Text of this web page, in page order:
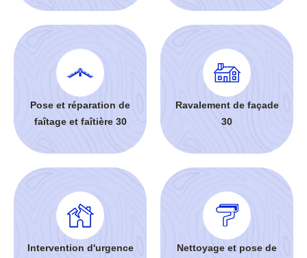
Pose et réparation de
faîtage et faîtière 30
Ravalement de façade
30
Intervention d'urgence
Nettoyage et pose de